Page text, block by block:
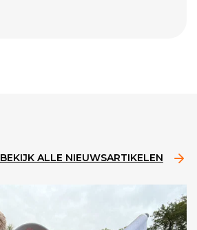
BEKIJK ALLE NIEUWSARTIKELEN